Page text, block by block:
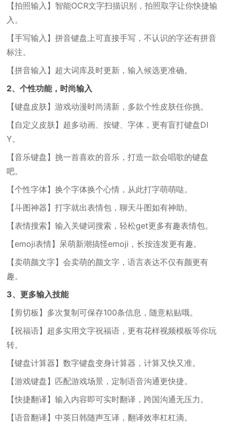
【拍照输入】智能OCR文字扫描识别，拍照取字让你快捷输
入。
【手写输入】拼音键盘上可直接手写，不认识的字还有拼音
标注。
【拼音输入】超大词库及时更新，输入候选更准确。
2、个性功能，时尚输入
【键盘皮肤】游戏动漫时尚清新，多款个性皮肤任你挑。
【自定义皮肤】超多动画、按键、字体，更有盲打键盘DI
Y。
【音乐键盘】挑一首喜欢的音乐，打造一款会唱歌的键盘
吧。
【个性字体】换个字体换个心情，从此打字萌萌哒。
【斗图神器】打字就出表情包，聊天斗图如有神助。
【表情搜索】输入关键词搜索，轻松get更多有趣表情包。
【emoji表情】呆萌新潮搞怪emoji，长按连发更有趣。
【卖萌颜文字】会卖萌的颜文字，语言表达不仅有颜更有
趣。
3、更多输入技能
【剪切板】多次复制可保存100条信息，随意粘贴哦。
【祝福语】超多实用文字祝福语，更有花样视频模板等你玩
转。
【键盘计算器】数字键盘变身计算器，计算又快又准。
【游戏键盘】匹配游戏场景，定制语音沟通更快捷。
【快捷翻译】输入内容即可实时翻译，跨国沟通无压力。
【语音翻译】中英日韩随声互译，翻译效率杠杠滴。